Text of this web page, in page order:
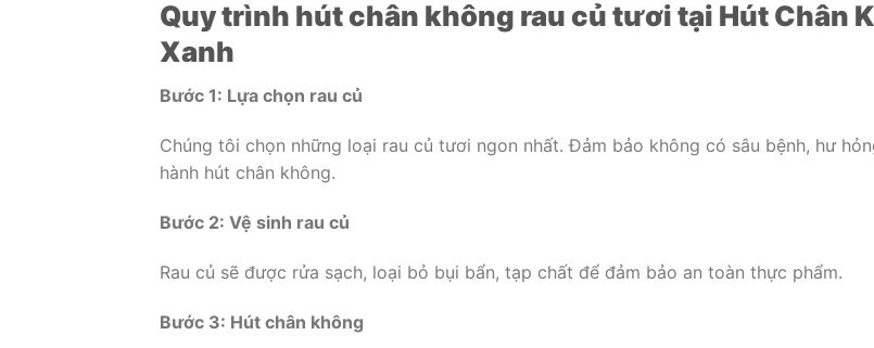
Quy trình hút chân không rau củ tươi tại Hút Chân
Xanh
Bước 1: Lựa chọn rau củ
Chúng tôi chọn những loại rau củ tươi ngon nhất. Đảm bảo không có sâu bệnh, hư
hành hút chân không.
Bước 2: Vệ sinh rau củ
Rau củ sẽ được rửa sạch, loại bỏ bụi bẩn, tạp chất để đảm bảo an toàn thực phẩm.
Bước 3: Hút chân không